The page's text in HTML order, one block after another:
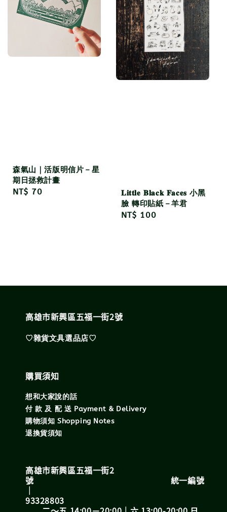
森氣山｜活版明信片－星
期日拯救計畫
Regular
NT$ 70
𝐋𝐢𝐭𝐭𝐥𝐞 𝐁𝐥𝐚𝐜𝐤 𝐅𝐚𝐜𝐞𝐬 小黑
臉 轉印貼紙－羊君
Regular
NT$ 100
高雄市新興區五福一街2號
♡雜貨文具選品店♡
購買須知
想和大家說的話
付 款 及 配 送 Payment & Delivery
購物須知 Shopping Notes
退換貨須知
高雄市新興區五福一街2
號 統一編號
｜
93328803